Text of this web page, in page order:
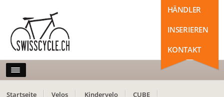
HÄNDLER
INSERIEREN
KONTAKT
Startseite Velos Kindervelo
CUBE